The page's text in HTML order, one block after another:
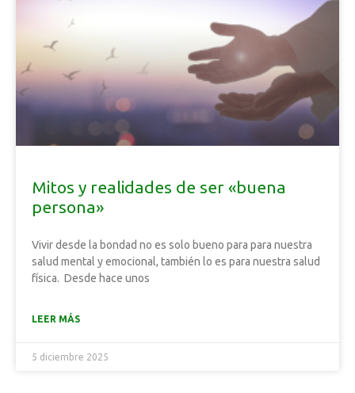
Mitos y realidades de ser «buena
persona»
Vivir desde la bondad no es solo bueno para para nuestra
salud mental y emocional, también lo es para nuestra salud
física. Desde hace unos
LEER MÁS
5 diciembre 2025